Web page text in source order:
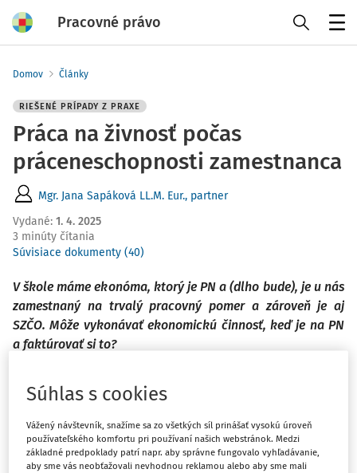
Pracovné právo
Domov Články
RIEŠENÉ PRÍPADY Z PRAXE
Práca na živnosť počas
práceneschopnosti zamestnanca
Mgr. Jana Sapáková LL.M. Eur., partner
Vydané: 1. 4. 2025
3 minúty čítania
Súvisiace dokumenty (40)
V škole máme ekonóma, ktorý je PN a (dlho bude), je u nás
zamestnaný na trvalý pracovný pomer a zároveň je aj
SZČO. Môže vykonávať ekonomickú činnosť, keď je na PN
a faktúrovať si to?
Z pohľadu Zákonníka práce je pracovná neschopnosť
zamestnanca. Zamestnávateľ je povinný ospravedlniť
neprítomnosť zamestnanca na pracovisku počas jeho
dočasnej pracovnej neschopnosti (ďalej ako „PN“).
Súhlas s cookies
Vážený návštevník, snažíme sa zo všetkých síl prinášať vysokú úroveň
používateľského komfortu pri používaní našich webstránok. Medzi
základné predpoklady patrí napr. aby správne fungovalo vyhľadávanie,
aby sme vás neobťažovali nevhodnou reklamou alebo aby sme mali